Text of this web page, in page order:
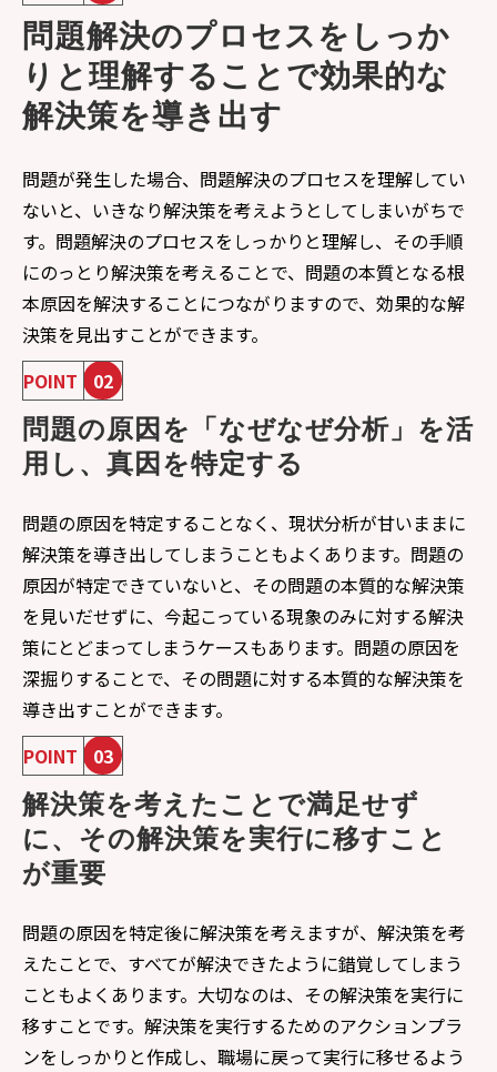
問題解決のプロセスをしっか
りと理解することで効果的な
解決策を導き出す
問題が発生した場合、問題解決のプロセスを理解してい
ないと、いきなり解決策を考えようとしてしまいがちで
す。問題解決のプロセスをしっかりと理解し、その手順
にのっとり解決策を考えることで、問題の本質となる根
本原因を解決することにつながりますので、効果的な解
決策を見出すことができます。
POINT
02
問題の原因を「なぜなぜ分析」を活
用し、真因を特定する
問題の原因を特定することなく、現状分析が甘いままに
解決策を導き出してしまうこともよくあります。問題の
原因が特定できていないと、その問題の本質的な解決策
を見いだせずに、今起こっている現象のみに対する解決
策にとどまってしまうケースもあります。問題の原因を
深掘りすることで、その問題に対する本質的な解決策を
導き出すことができます。
POINT
03
解決策を考えたことで満足せず
に、その解決策を実行に移すこと
が重要
問題の原因を特定後に解決策を考えますが、解決策を考
えたことで、すべてが解決できたように錯覚してしまう
こともよくあります。大切なのは、その解決策を実行に
移すことです。解決策を実行するためのアクションプラ
ンをしっかりと作成し、職場に戻って実行に移せるよう